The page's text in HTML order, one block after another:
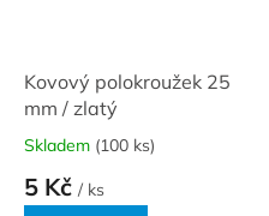
Kovový polokroužek 25
mm / zlatý
Skladem (100 ks)
5 Kč / ks